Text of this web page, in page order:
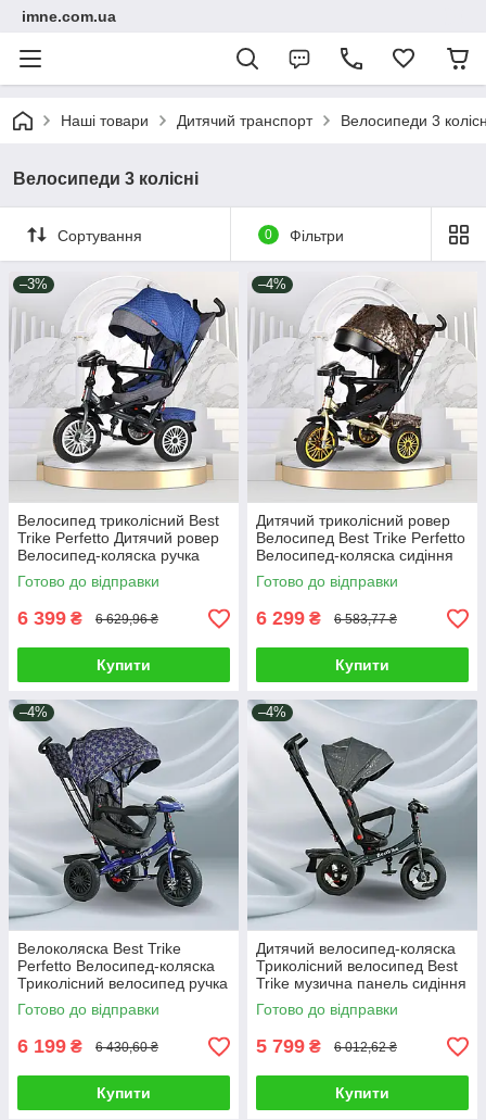
imne.com.ua
Наші товари Дитячий транспорт Велосипеди 3
Велосипеди 3 колісні
Сортування 0 Фільтри
–3%
Велосипед триколісний Best
Trike Perfetto Дитячий ровер
Велосипед-коляска ручка
музична фара сидіння 360°
Готово до відправки
6 399 ₴ 6 629,96 ₴
Купити
–4%
Дитячий триколісний ровер
Велосипед Best Trike Perfetto
Велосипед-коляска сидіння
360° ручка музична фара
Готово до відправки
6 299 ₴ 6 583,77 ₴
Купити
–4%
Велоколяска Best Trike
Perfetto Велосипед-коляска
Триколісний велосипед ручка
музична панель сидіння 360°
Готово до відправки
6 199 ₴ 6 430,60 ₴
Купити
–4%
Дитячий велосипед-коляска
Триколісний велосипед Best
Trike музична панель сидіння
360° ручка Велоколяска
Готово до відправки
5 799 ₴ 6 012,62 ₴
Купити